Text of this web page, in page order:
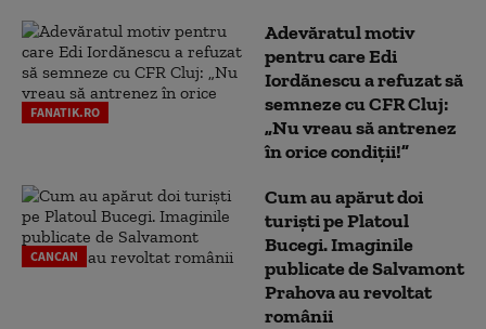
FANATIK.RO
Adevăratul motiv
pentru care Edi
Iordănescu a refuzat să
semneze cu CFR Cluj:
„Nu vreau să antrenez
în orice condiții!”
CANCAN
Cum au apărut doi
turiști pe Platoul
Bucegi. Imaginile
publicate de Salvamont
Prahova au revoltat
românii